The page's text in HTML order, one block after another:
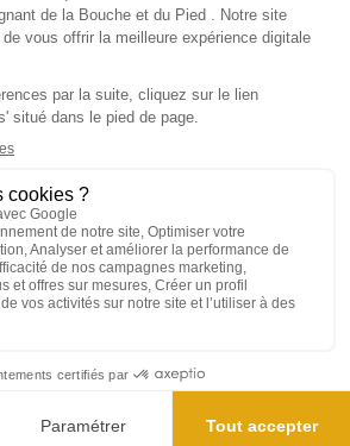
© 2024 APBP